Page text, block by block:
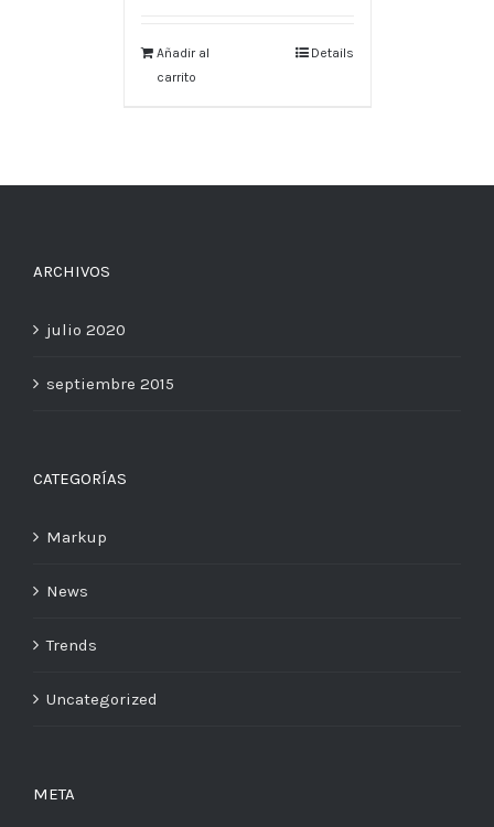
Añadir al
carrito
Details
ARCHIVOS
julio 2020
septiembre 2015
CATEGORÍAS
Markup
News
Trends
Uncategorized
META